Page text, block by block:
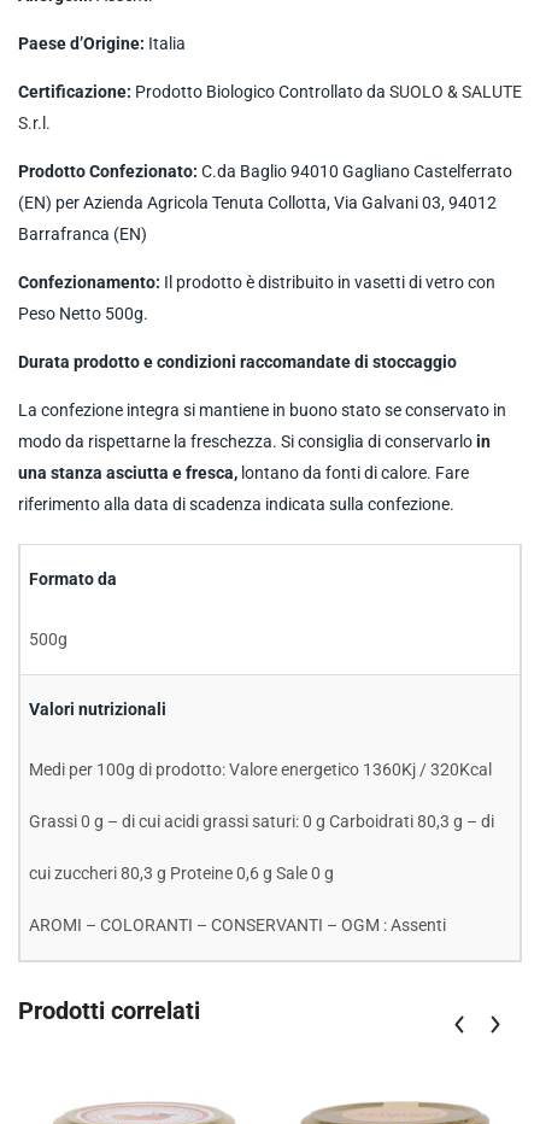
Paese d’Origine: Italia
Certificazione: Prodotto Biologico Controllato da SUOLO & SALUTE
S.r.l.
Prodotto Confezionato: C.da Baglio 94010 Gagliano Castelferrato
(EN) per Azienda Agricola Tenuta Collotta, Via Galvani 03, 94012
Barrafranca (EN)
Confezionamento: Il prodotto è distribuito in vasetti di vetro con
Peso Netto 500g.
Durata prodotto e condizioni raccomandate di stoccaggio
La confezione integra si mantiene in buono stato se conservato in
modo da rispettarne la freschezza. Si consiglia di conservarloin
una stanza asciutta e fresca, lontano da fonti di calore. Fare
riferimento alla data di scadenza indicata sulla confezione.
Formato da
500g
Valori nutrizionali
Medi per 100g di prodotto: Valore energetico 1360Kj / 320Kcal
Grassi 0 g – di cui acidi grassi saturi: 0 g Carboidrati 80,3 g – di
cui zuccheri 80,3 g Proteine 0,6 g Sale 0 g
AROMI – COLORANTI – CONSERVANTI – OGM : Assenti
Prodotti correlati